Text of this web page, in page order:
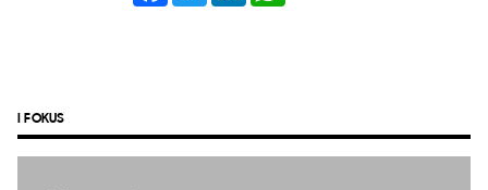
I FOKUS